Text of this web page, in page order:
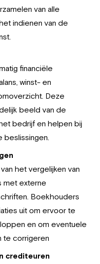
van alle
indienen van de
financiële
winst- en
Deze
beeld van de
bedrijf en helpen bij
beslissingen.
het vergelijken van
met externe
Boekhouders
uit om ervoor te
en om eventuele
te corrigeren
crediteuren